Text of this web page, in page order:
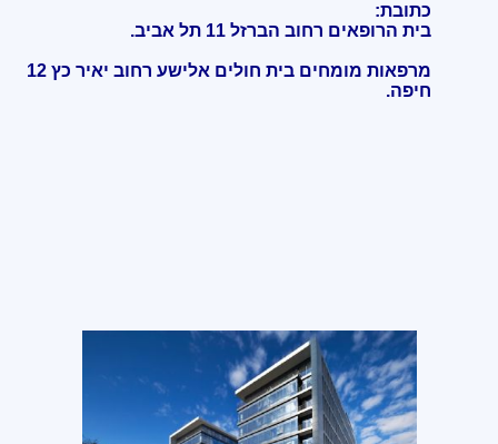
כתובת:
בית הרופאים רחוב הברזל 11 תל אביב.
מרפאות מומחים בית חולים אלישע רחוב יאיר כץ 12
חיפה.